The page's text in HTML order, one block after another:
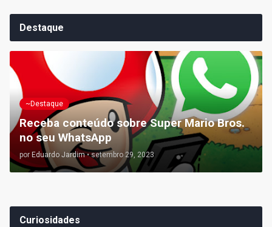
Destaque
~Destaque
Receba conteúdo sobre Super Mario Bros.
no seu WhatsApp
por Eduardo Jardim • setembro 29, 2023
Curiosidades